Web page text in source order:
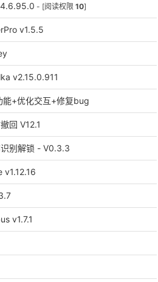
- [阅读权限 10]
v1.5.5
v2.15.0.911
能+优化交互+修复bug
回 V12.1
别解锁 - V0.3.3
v1.12.16
v1.7.1